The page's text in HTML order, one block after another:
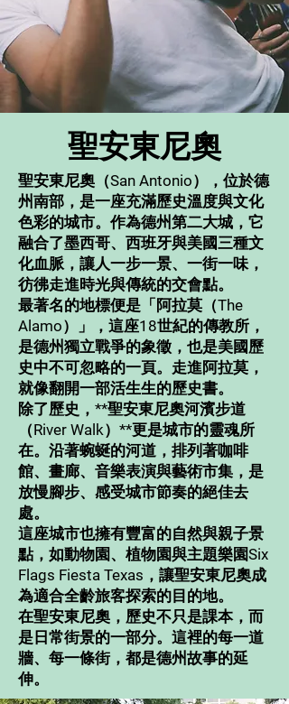
聖安東尼奧
聖安東尼奧（San Antonio），位於德
州南部，是一座充滿歷史溫度與文化
色彩的城市。作為德州第二大城，它
融合了墨西哥、西班牙與美國三種文
化血脈，讓人一步一景、一街一味，
彷彿走進時光與傳統的交會點。
最著名的地標便是「阿拉莫（The
Alamo）」，這座18世紀的傳教所，
是德州獨立戰爭的象徵，也是美國歷
史中不可忽略的一頁。走進阿拉莫，
就像翻開一部活生生的歷史書。
除了歷史，**聖安東尼奧河濱步道
（River Walk）**更是城市的靈魂所
在。沿著蜿蜒的河道，排列著咖啡
館、畫廊、音樂表演與藝術市集，是
放慢腳步、感受城市節奏的絕佳去
處。
這座城市也擁有豐富的自然與親子景
點，如動物園、植物園與主題樂園Six
Flags Fiesta Texas，讓聖安東尼奧成
為適合全齡旅客探索的目的地。
在聖安東尼奧，歷史不只是課本，而
是日常街景的一部分。這裡的每一道
牆、每一條街，都是德州故事的延
伸。